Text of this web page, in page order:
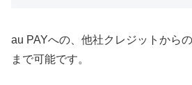
au PAYへの、他社クレジットから
まで可能です。